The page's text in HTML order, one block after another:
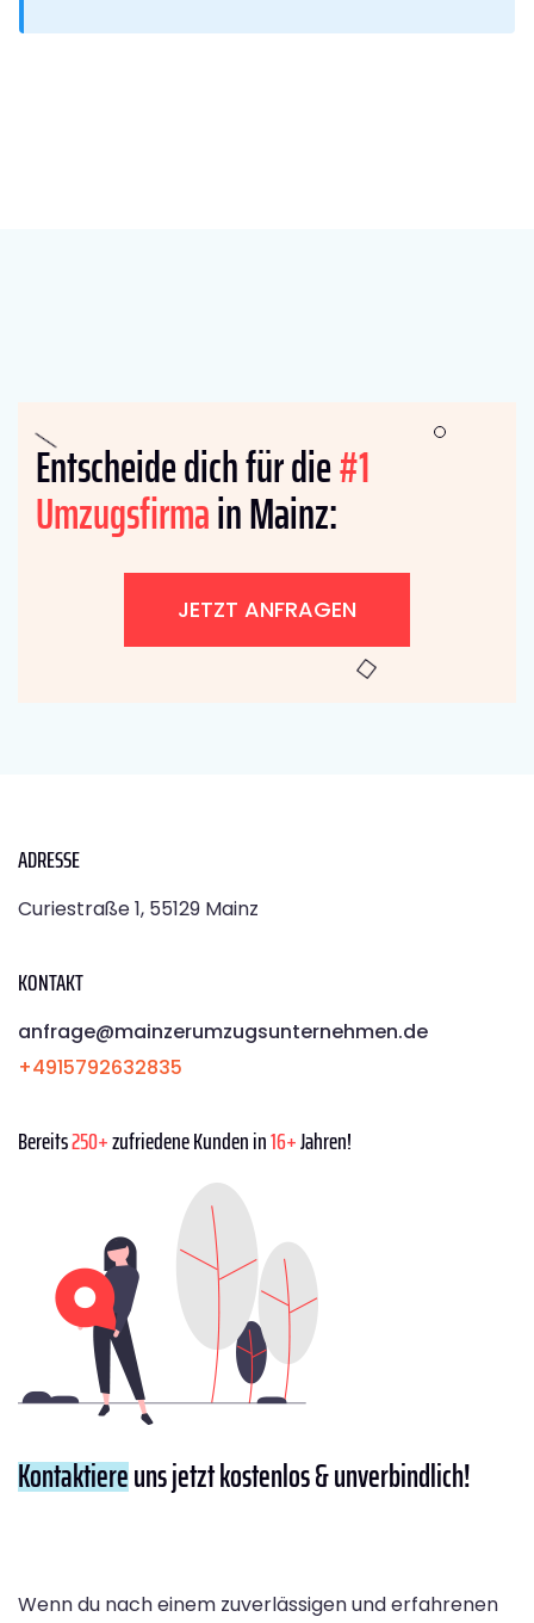
Entscheide dich für die#1
Umzugsfirmain Mainz:
JETZT ANFRAGEN
ADRESSE
Curiestraße 1, 55129 Mainz
KONTAKT
anfrage@mainzerumzugsunternehmen.de
+4915792632835
Bereits250+zufriedene Kunden in16+Jahren!
Kontaktiereuns jetzt kostenlos & unverbindlich!
Wenn du nach einem zuverlässigen und erfahrenen